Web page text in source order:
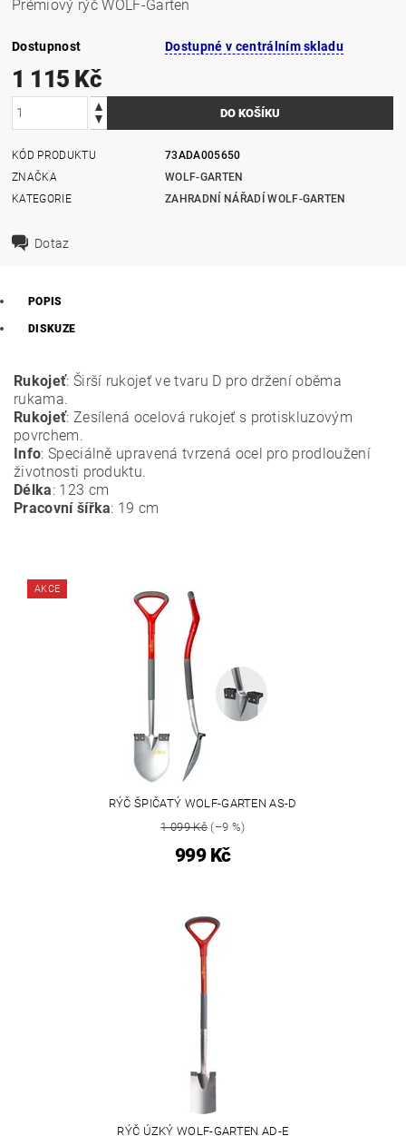
Prémiový rýč WOLF-Garten
Dostupnost Dostupné v centrálním skladu
1 115 Kč
KÓD PRODUKTU
73ADA005650
ZNAČKA
WOLF-GARTEN
KATEGORIE
ZAHRADNÍ NÁŘADÍ WOLF-GARTEN
Dotaz
POPIS
DISKUZE
Rukojeť: Širší rukojeť ve tvaru D pro držení oběma
rukama.
Rukojeť: Zesílená ocelová rukojeť s protiskluzovým
povrchem.
Info: Speciálně upravená tvrzená ocel pro prodloužení
životnosti produktu.
Délka: 123 cm
Pracovní šířka: 19 cm
AKCE
RÝČ ŠPIČATÝ WOLF-GARTEN AS-D
1 099 Kč(–9 %)
999 Kč
RÝČ ÚZKÝ WOLF-GARTEN AD-E